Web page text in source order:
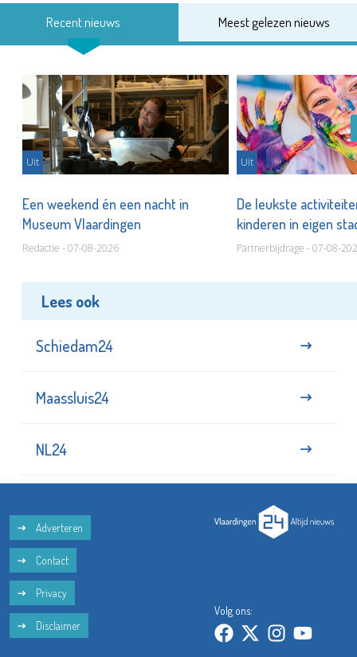
Recent nieuws Meest gelezen nieuws
Uit
Een weekend én een nacht in
Museum Vlaardingen
Redactie - 07-08-2026
Uit
De leukste
kinderen in eigen
Partnerbijdrage - 07-08-
Lees ook
Schiedam24
Maassluis24
NL24
Adverteren
Contact
Privacy
Disclaimer
Volg ons: